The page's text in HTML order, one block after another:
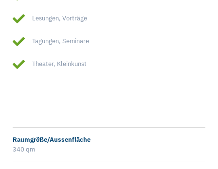
Lesungen, Vorträge
Tagungen, Seminare
Theater, Kleinkunst
Raumgröße/Aussenfläche
340 qm